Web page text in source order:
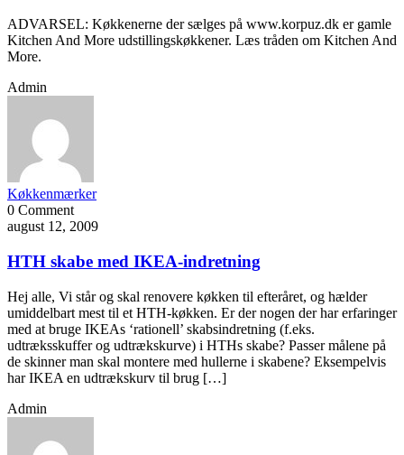
ADVARSEL: Køkkenerne der sælges på www.korpuz.dk er gamle
Kitchen And More udstillingskøkkener. Læs tråden om Kitchen And
More.
Admin
Køkkenmærker
0 Comment
august 12, 2009
HTH skabe med IKEA-indretning
Hej alle, Vi står og skal renovere køkken til efteråret, og hælder
umiddelbart mest til et HTH-køkken. Er der nogen der har erfaringer
med at bruge IKEAs ‘rationell’ skabsindretning (f.eks.
udtræksskuffer og udtrækskurve) i HTHs skabe? Passer målene på
de skinner man skal montere med hullerne i skabene? Eksempelvis
har IKEA en udtrækskurv til brug […]
Admin